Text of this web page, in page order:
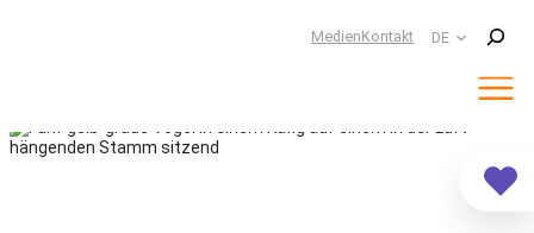
MedienKontakt DE
Suchen